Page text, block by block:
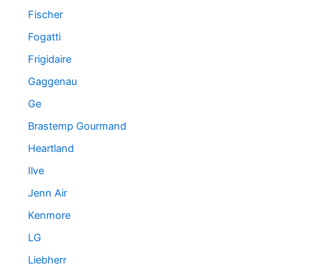
Fischer
Fogatti
Frigidaire
Gaggenau
Ge
Brastemp Gourmand
Heartland
Ilve
Jenn Air
Kenmore
LG
Liebherr